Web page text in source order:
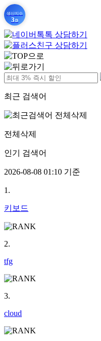
생산지수
3 D
최근 검색어
전체삭제
인기 검색어
2026-08-08 01:10 기준
1.
키보드
2.
tfg
3.
cloud